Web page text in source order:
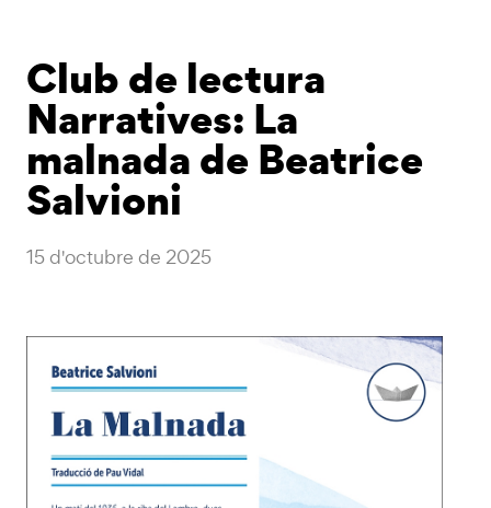
Club de lectura
Narratives: La
malnada de Beatrice
Salvioni
15 d'octubre de 2025